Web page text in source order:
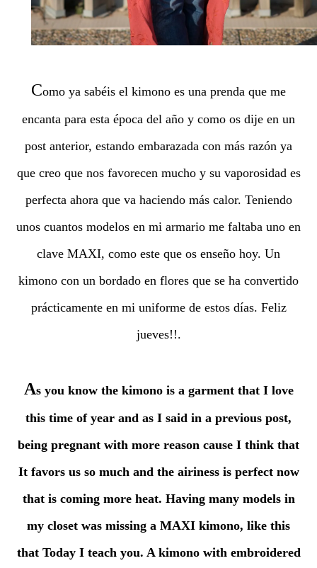
Como ya sabéis el kimono es una prenda que me
encanta para esta época del año y como os dije en un
post anterior, estando embarazada con más razón ya
que creo que nos favorecen mucho y su vaporosidad es
perfecta ahora que va haciendo más calor. Teniendo
unos cuantos modelos en mi armario me faltaba uno en
clave MAXI, como este que os enseño hoy. Un
kimono con un bordado en flores que se ha convertido
prácticamente en mi uniforme de estos días. Feliz
jueves!!.
As you know the kimono is a garment that I love
this time of year and as I said in a previous post,
being pregnant with more reason cause I think that
It favors us so much and the airiness is perfect now
that is coming more heat. Having many models in
my closet was missing a MAXI kimono, like this
that Today I teach you. A kimono with embroidered